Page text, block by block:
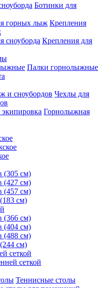
Ботинки для
Крепления
Крепления для
Палки горнолыжные
Чехлы для
Горнолыжная
(305 см)
(427 см)
(457 см)
см)
(366 см)
(404 см)
(488 см)
см)
сеткой
сеткой
Теннисные столы